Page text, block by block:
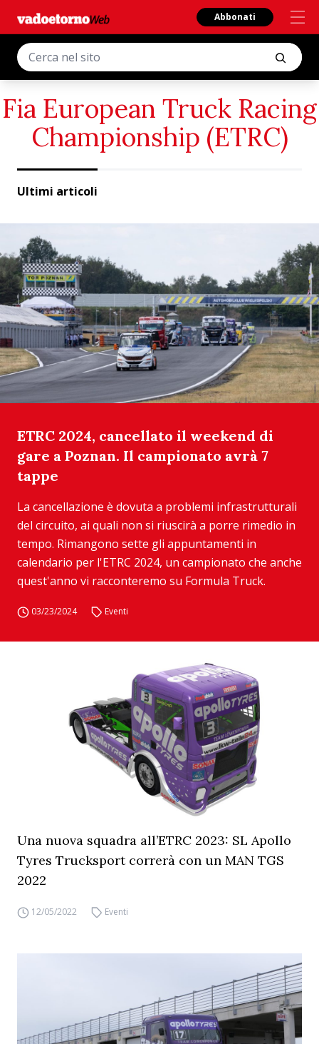
Abbonati
Fia European Truck Racing
Championship (ETRC)
Ultimi articoli
ETRC 2024, cancellato il weekend di
gare a Poznan. Il campionato avrà 7
tappe
La cancellazione è dovuta a problemi infrastrutturali
del circuito, ai quali non si riuscirà a porre rimedio in
tempo. Rimangono sette gli appuntamenti in
calendario per l'ETRC 2024, un campionato che anche
quest'anno vi racconteremo su Formula Truck.
03/23/2024 Eventi
Una nuova squadra all’ETRC 2023: SL Apollo
Tyres Trucksport correrà con un MAN TGS
2022
12/05/2022 Eventi